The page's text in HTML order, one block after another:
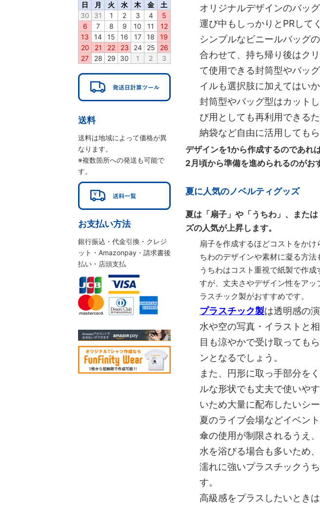
オリジナルデザインのバッ
運び中もしっかりとPRして
シンプルなビニールバッグ
合わせて、持ち帰り後はク
て使用できる封筒型やバッ
イルも選択肢に加えてはいか
封筒型やバッグ型はカット
び用としても再利用できる
納袋など自由に活用してもら
デザインを1から作成するのであれ
2月頃から準備を進められるのがお
夏に人気のノベルティグッズ
夏は「扇子」や「うちわ」、また
ズの人気が上昇します。
扇子を作成するほどコストをかけ
ちわのデザインや素材に凝る方法
うちわはコスト重視で紙製で作成
すが、丈夫さやデザイン性をアッ
ラスチック製がおすすめです。
プラスチック製は透明感の
水や空の写真・イラストと
目も涼やかで受け取っても
ンとなるでしょう。
また、円形に取っ手部分を
ルな形状でも丈夫で使いや
いため大量に配布したいシー
夏のライブ会場などイベン
傘の使用が制限されるうえ
水を浴びる場合も多いため
濡れに強いプラスチックう
す。
高級感をプラスしたいとき
日
月 火 水 木 金
土
30
31 1 2 3 4
5
6
7 8 9 10 11
12
13
14 15 16 17 18
19
20
21 22 23 24 25
26
27
28 29 30 1 2 3
送料
送料は地域によって価格が異
なります。
※複数箇所への発送も可能で
す。
お支払い方法
銀行振込・代金引換・クレジ
ット・Amazonpay・請求書後
払い・店頭支払